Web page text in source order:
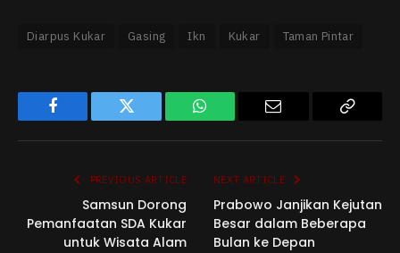
Diarpus Kukar Gasing Ikn Kukar Taman Pintar
Facebook Twitter WhatsApp
PREVIOUS ARTICLE
Samsun Dorong
Pemanfaatan SDA Kukar
untuk Wisata Alam
NEXT ARTICLE
Prabowo Janjikan Kejutan
Besar dalam Beberapa
Bulan ke Depan